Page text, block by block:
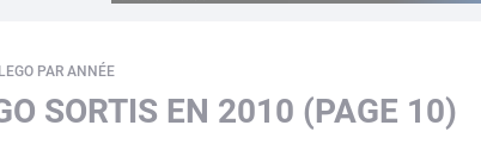
PAR ANNÉE
SORTIS EN 2010 (PAGE 10)